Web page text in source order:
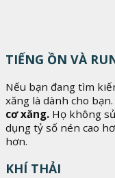
TIẾNG ỒN VÀ
Nếu bạn đang tìm
xăng là dành cho bạn.
cơ xăng. Họ không
dụng tỷ số nén cao
hơn.
KHÍ THẢI